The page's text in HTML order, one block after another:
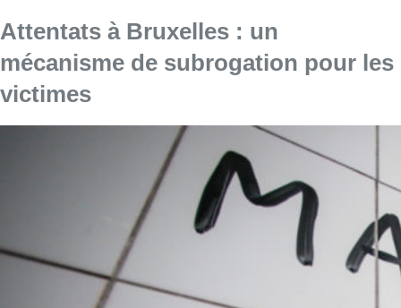
Attentats à Bruxelles : un
mécanisme de subrogation pour les
victimes